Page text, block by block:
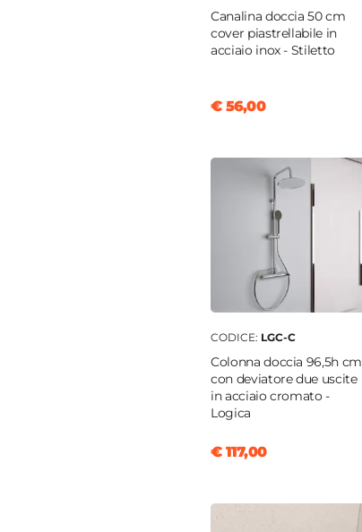
Canalina doccia 50 cm
cover piastrellabile in
acciaio inox - Stiletto
€ 56,00
CODICE: LGC-C
Colonna doccia 96,5h cm
con deviatore due uscite
in acciaio cromato -
Logica
€ 117,00